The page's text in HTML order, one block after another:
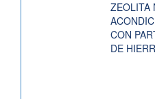
ZEOLITA
CON
DE